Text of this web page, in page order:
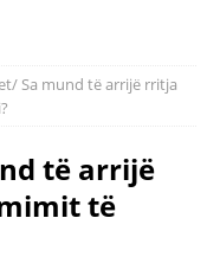
Sa mund të arrijë rritja
të arrijë
të